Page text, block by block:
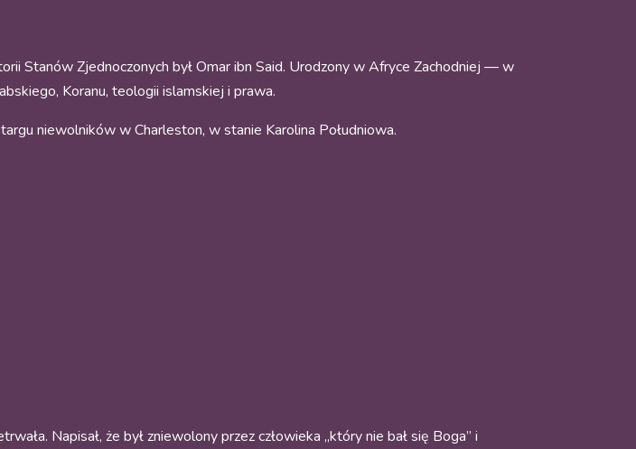
Stanów Zjednoczonych był Omar ibn Said. Urodzony w Afryce Zachodniej — w
Koranu, teologii islamskiej i prawa.
niewolników w Charleston, w stanie Karolina Południowa.
Napisał, że był zniewolony przez człowieka „który nie bał się Boga” i